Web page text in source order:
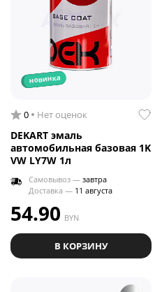
новинка
0 Нет оценок
DEKART эмаль
автомобильная базовая 1K
VW LY7W 1л
Самовывоз — завтра
Доставка — 11 августа
54.90 BYN
В КОРЗИНУ